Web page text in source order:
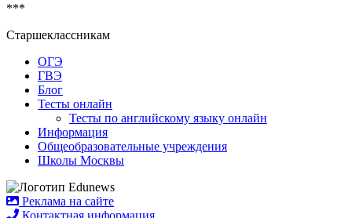
***
Старшеклассникам
ОГЭ
ГВЭ
Блог
Тесты онлайн
Тесты по английскому языку онлайн
Информация
Общеобразовательные учреждения
Школы Москвы
Реклама на сайте
Контактная информация